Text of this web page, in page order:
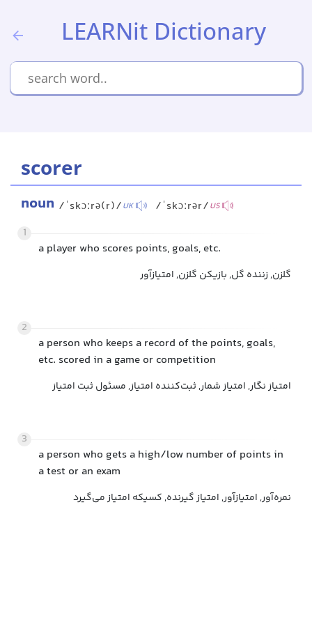
LEARNit Dictionary
scorer
noun /ˈskɔːrə(r)/UK /ˈskɔːrər/US
1
a player who scores points, goals, etc.
گلزن, زننده گل, بازیکن گلزن, امتیازآور
2
a person who keeps a record of the points, goals,
etc. scored in a game or competition
امتیاز نگار, امتیاز شمار, ثبت‌کننده امتیاز, مسئول ثبت امتیاز
3
a person who gets a high/low number of points in
a test or an exam
نمره‌آور, امتیازآور, امتیاز گیرنده, کسیکه امتیاز می‌گیرد